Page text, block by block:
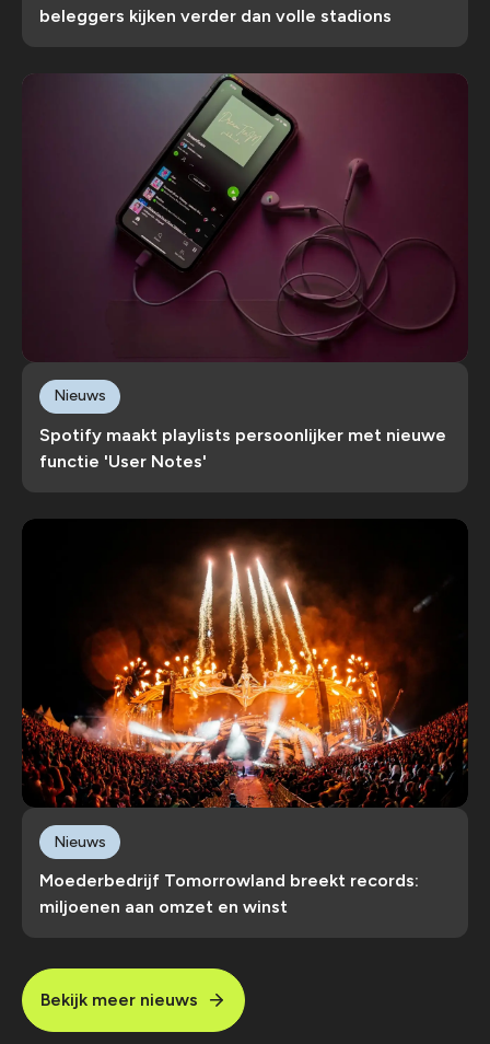
beleggers kijken verder dan volle stadions
Spotify maakt playlists persoonlijker met nieuwe
functie 'User Notes'
Nieuws
Moederbedrijf Tomorrowland breekt records:
miljoenen aan omzet en winst
Nieuws
Bekijk meer nieuws